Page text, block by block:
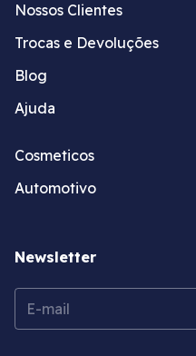
Nossos Clientes
Trocas e Devoluções
Blog
Ajuda
Cosmeticos
Automotivo
Newsletter